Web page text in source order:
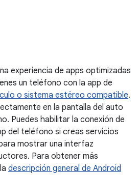
experiencia de apps optimizadas
un teléfono con la app de
o sistema estéreo compatible.
en la pantalla del auto
Puedes habilitar la conexión de
del teléfono si creas servicios
mostrar una interfaz
Para obtener más
descripción general de Android